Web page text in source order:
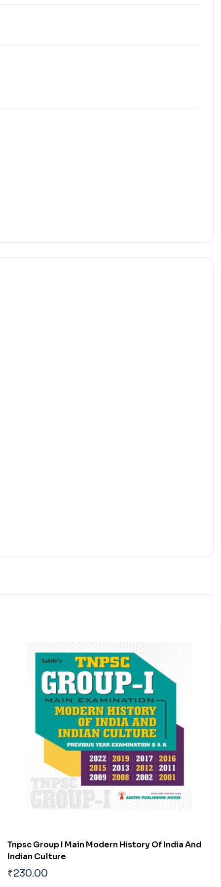
Tnpsc Group I Main Modern History Of India And
Indian Culture
₹230.00